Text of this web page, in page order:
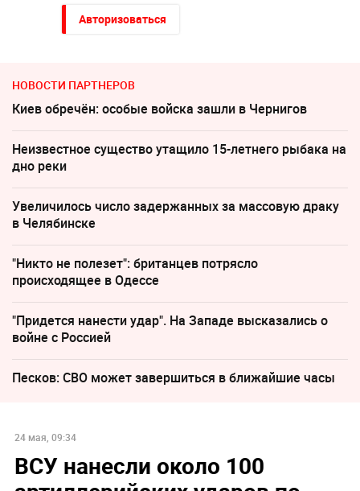
Авторизоваться
НОВОСТИ ПАРТНЕРОВ
Киев обречён: особые войска зашли в Чернигов
Неизвестное существо утащило 15-летнего рыбака на
дно реки
Увеличилось число задержанных за массовую драку
в Челябинске
"Никто не полезет": британцев потрясло
происходящее в Одессе
"Придется нанести удар". На Западе высказались о
войне с Россией
Песков: СВО может завершиться в ближайшие часы
24 мая, 09:34
ВСУ нанесли около 100